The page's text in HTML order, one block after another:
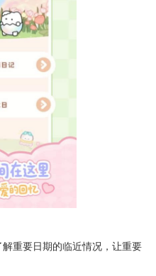
重要日期的临近情况，让重要